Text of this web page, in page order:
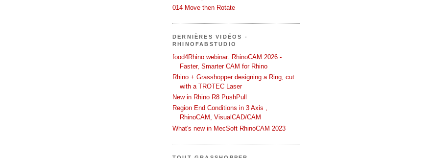
014 Move then Rotate
DERNIÈRES VIDÉOS -
RHINOFABSTUDIO
food4Rhino webinar: RhinoCAM 2026 -
Faster, Smarter CAM for Rhino
Rhino + Grasshopper designing a Ring, cut
with a TROTEC Laser
New in Rhino R8 PushPull
Region End Conditions in 3 Axis ,
RhinoCAM, VisualCAD/CAM
What's new in MecSoft RhinoCAM 2023